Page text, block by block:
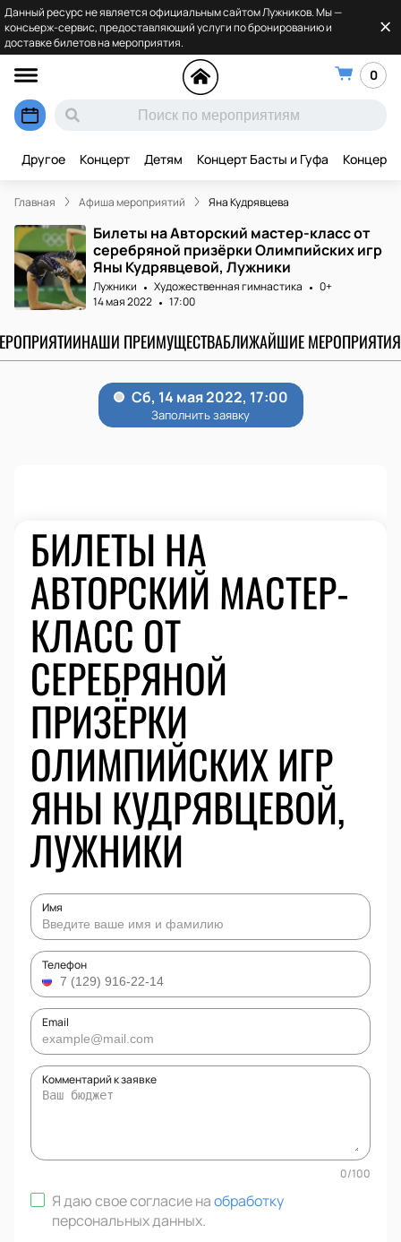
Данный ресурс не является официальным сайтом Лужников. Мы —
консьерж-сервис, предоставляющий услуги по бронированию и
доставке билетов на мероприятия.
0
Другое Концерт Детям Концерт Басты и Гуфа Концерт
Главная Афиша мероприятий Яна Кудрявцева
Билеты на Авторский мастер-класс от
серебряной призёрки Олимпийских игр
Яны Кудрявцевой, Лужники
Лужники Художественная гимнастика
0+
14 мая 2022
17:00
НАШИ ПРЕИМУЩЕСТВАБЛИЖАЙШИЕ МЕРОПРИЯТИЯ
БИЛЕТЫ НА
АВТОРСКИЙ МАСТЕР-
КЛАСС ОТ
СЕРЕБРЯНОЙ
ПРИЗЁРКИ
ОЛИМПИЙСКИХ ИГР
ЯНЫ КУДРЯВЦЕВОЙ,
ЛУЖНИКИ
Имя
Телефон
Email
Комментарий к заявке
0/100
Я даю свое согласие наобработку
персональных данных.